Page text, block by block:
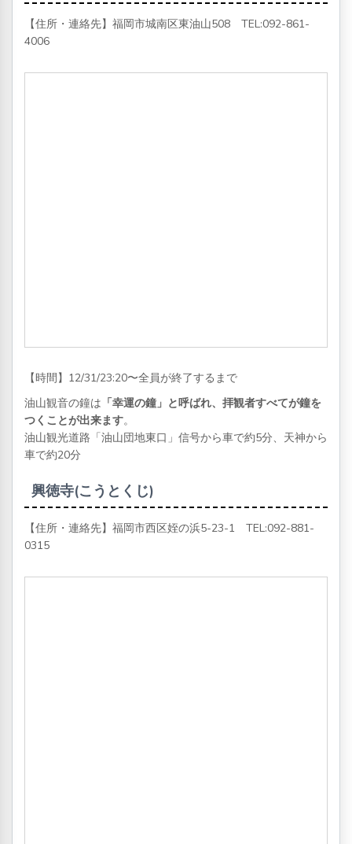
【住所・連絡先】福岡市城南区東油山508 TEL:092-861-
4006
【時間】12/31/23:20〜全員が終了するまで
油山観音の鐘は 「幸運の鐘」と呼ばれ、拝観者すべてが鐘を
つくことが出来ます。
油山観光道路「油山団地東口」信号から車で約5分、天神から
車で約20分
興徳寺(こうとくじ)
【住所・連絡先】福岡市西区姪の浜5-23-1 TEL:092-881-
0315